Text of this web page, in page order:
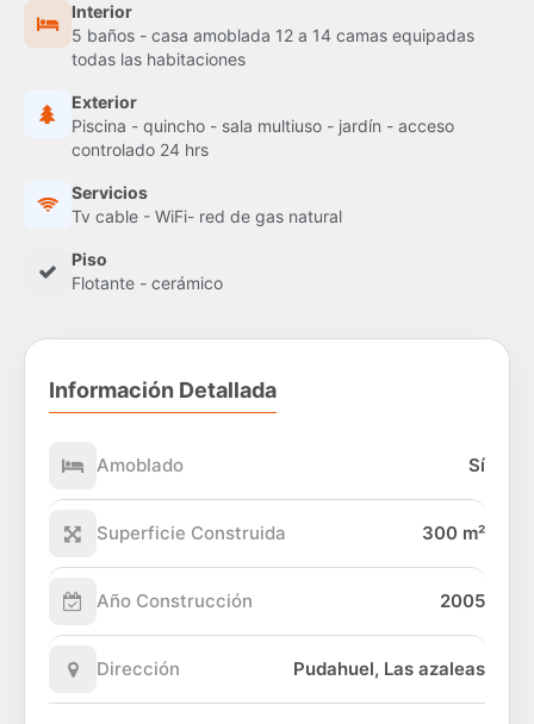
Interior
5 baños - casa amoblada 12 a 14 camas equipadas
todas las habitaciones
Exterior
Piscina - quincho - sala multiuso - jardín - acceso
controlado 24 hrs
Servicios
Tv cable - WiFi- red de gas natural
Piso
Flotante - cerámico
Información Detallada
Amoblado Sí
Superficie Construida 300 m²
Año Construcción 2005
Dirección Pudahuel, Las azaleas